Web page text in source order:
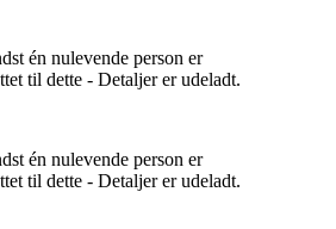
én nulevende person er
til dette - Detaljer er udeladt.
én nulevende person er
til dette - Detaljer er udeladt.